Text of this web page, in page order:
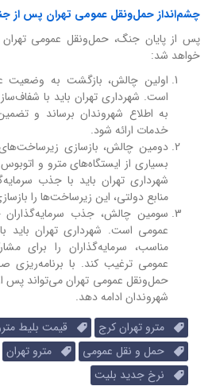
چشم‌انداز حمل‌ونقل عمومی تهران پس از
پس از پایان جنگ، حمل‌ونقل عمومی
خواهد شد:
اولین چالش، بازگشت به وضعیت
است. شهرداری تهران باید با
به اطلاع شهروندان برساند و
خدمات ارائه شود.
دومین چالش، بازسازی
بسیاری از ایستگاه‌های مترو و
شهرداری تهران باید با جذب
منابع دولتی، این زیرساخت‌ها را
سومین چالش، جذب
عمومی است. شهرداری تهران باید
مناسب، سرمایه‌گذاران را برای
عمومی ترغیب کند. با برنامه‌ریزی
حمل‌ونقل عمومی تهران می‌تواند پس
شهروندان ادامه دهد.
مترو تهران کرج
قیمت بلیط
حمل و نقل عمومی
مترو تهران
نرخ جدید بلیت